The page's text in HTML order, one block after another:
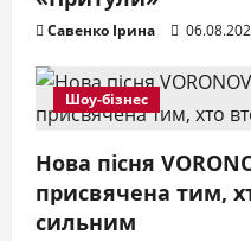
Савенко Ірина
Шоу-бізнес
Нова пісня
присвячена тим,
сильним